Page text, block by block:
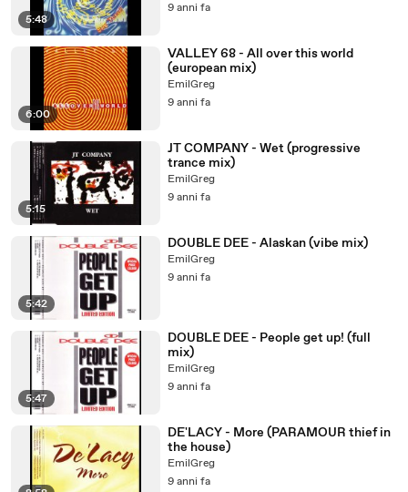
5:48
9 anni fa
6:00
VALLEY 68 - All over this world
(european mix)
EmilGreg
9 anni fa
5:15
JT COMPANY - Wet (progressive
trance mix)
EmilGreg
9 anni fa
5:42
DOUBLE DEE - Alaskan (vibe mix)
EmilGreg
9 anni fa
5:47
DOUBLE DEE - People get up! (full
mix)
EmilGreg
9 anni fa
DE'LACY - More (PARAMOUR thief in
the house)
EmilGreg
9 anni fa